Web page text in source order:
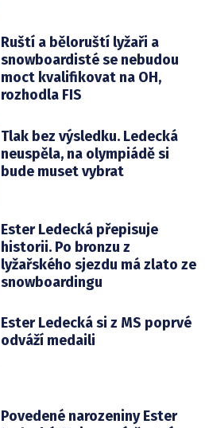
Ruští a běloruští lyžaři a
snowboardisté se nebudou
moct kvalifikovat na OH,
rozhodla FIS
Tlak bez výsledku. Ledecká
neuspěla, na olympiádě si
bude muset vybrat
Ester Ledecká přepisuje
historii. Po bronzu z
lyžařského sjezdu má zlato ze
snowboardingu
Ester Ledecká si z MS poprvé
odváží medaili
Povedené narozeniny Ester